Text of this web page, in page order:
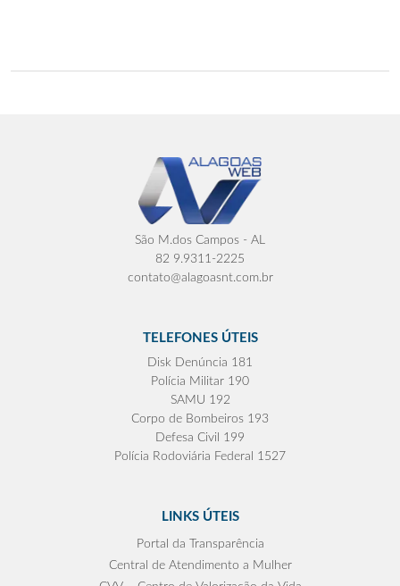
São M.dos Campos - AL
82 9.9311-2225
contato@alagoasnt.com.br
TELEFONES ÚTEIS
Disk Denúncia 181
Polícia Militar 190
SAMU 192
Corpo de Bombeiros 193
Defesa Civil 199
Polícia Rodoviária Federal 1527
LINKS ÚTEIS
Portal da Transparência
Central de Atendimento a Mulher